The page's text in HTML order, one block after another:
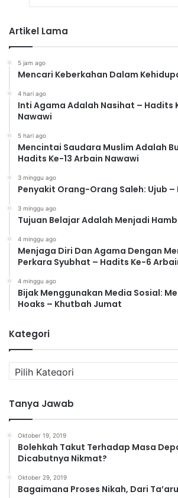
Artikel Lama
5 jam ago
Mencari Keberkahan Dalam
4 hari ago
Inti Agama Adalah Nasihat – Hadits
Nawawi
5 hari ago
Mencintai Saudara Muslim Adalah
Hadits Ke-13 Arbain Nawawi
3 minggu ago
Penyakit Orang-Orang Saleh: Ujub
3 minggu ago
Tujuan Belajar Adalah Menjadi
4 minggu ago
Menjaga Diri Dan Agama Dengan
Perkara Syubhat – Hadits Ke-6
4 minggu ago
Bijak Menggunakan Media Sosial:
Hoaks – Khutbah Jumat
Kategori
a
e
g
Tanya Jawab
Oktober 19, 2019
Bolehkah Takut Terhadap Masa
Dicabutnya Nikmat?
Oktober 29, 2019
Bagaimana Proses Nikah, Dari